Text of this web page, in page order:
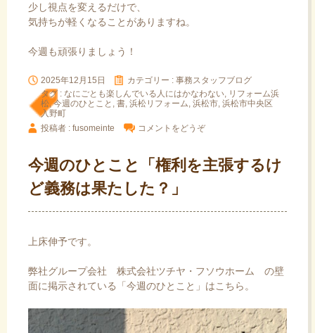
少し視点を変えるだけで、
気持ちが軽くなることがありますね。
今週も頑張りましょう！
2025年12月15日 カテゴリー : 事務スタッフブログ
タグ : なにごとも楽しんでいる人にはかなわない
リフォーム浜
松 ,今週のひとこと 書 浜松リフォーム 浜松市 浜松市中央区
入野町
投稿者 : fusomeinte
コメントをどうぞ
今週のひとこと「権利を主張するけ
ど義務は果たした？」
上床伸予です。
弊社グループ会社 株式会社ツチヤ・フソウホーム
の壁
面に掲示されている「今週のひとこと」はこちら。